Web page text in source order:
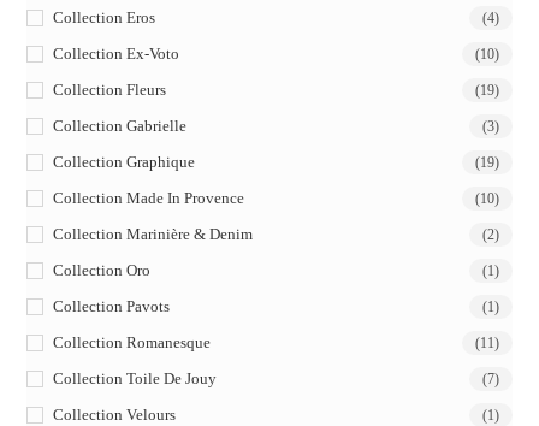
Collection Eros (4)
Collection Ex-Voto (10)
Collection Fleurs (19)
Collection Gabrielle (3)
Collection Graphique (19)
Collection Made In Provence (10)
Collection Marinière & Denim (2)
Collection Oro (1)
Collection Pavots (1)
Collection Romanesque (11)
Collection Toile De Jouy (7)
Collection Velours (1)